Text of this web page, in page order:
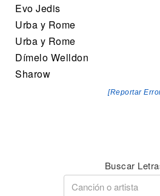
Evo Jedis
Urba y Rome
Urba y Rome
Dímelo Welldon
Sharow
[Reportar
Buscar